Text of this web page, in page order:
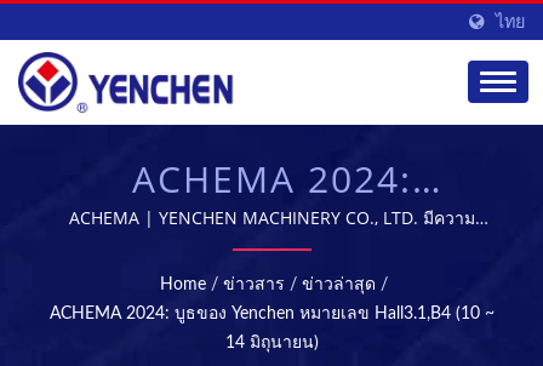
ไทย
ACHEMA 2024:
YENCHEN บูธหมายเลข
HALL3.1,B4 (10 ~ 14
มิถุนายน) | เครื่อง
ACHEMA | YENCHEN MACHINERY CO., LTD. มีความ
เชี่ยวชาญในการผลิตเครื่องจักรทางการแพทย์มาเป็นเวลา 60
ปี.
Home / ข่าวสาร / ข่าวล่าสุด /
ACHEMA 2024: บูธของ Yenchen หมายเลข Hall3.1,B4 (10 ~
14 มิถุนายน)